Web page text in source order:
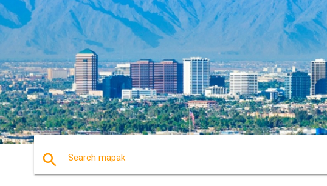
search Search mapak